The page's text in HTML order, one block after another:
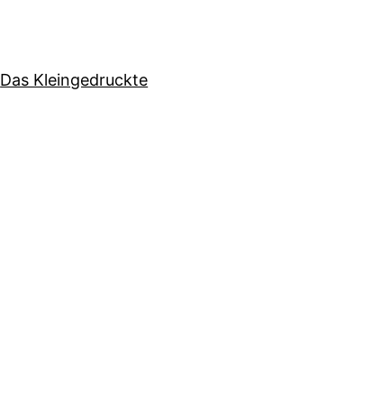
Das Kleingedruckte